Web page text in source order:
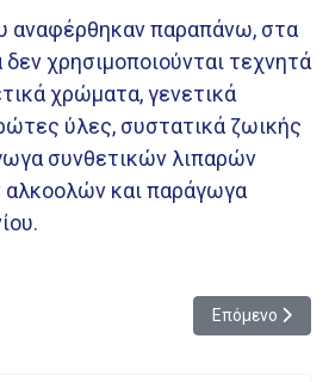
αναφέρθηκαν παραπάνω, στα
χρησιμοποιούνται τεχνητά
χρώματα, γενετικά
ύλες, συστατικά ζωικής
συνθετικών λιπαρών
αλκοολών και παράγωγα
ενδομητρίου με θεραπεία
Επόμενο
Επόμενο